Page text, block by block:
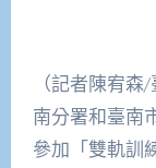
（記者陳宥森/臺南報導）勞動部勞動力發展署雲嘉
南分署和臺南
參加「雙軌訓